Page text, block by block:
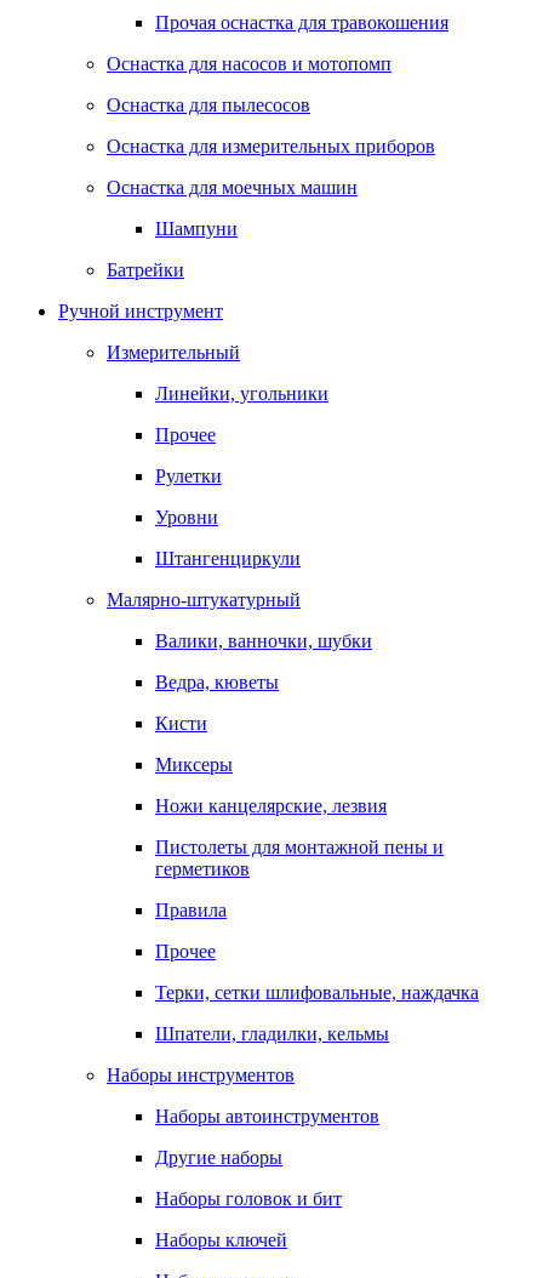
Прочая оснастка для травокошения
Оснастка для насосов и мотопомп
Оснастка для пылесосов
Оснастка для измерительных приборов
Оснастка для моечных машин
Шампуни
Батрейки
Ручной инструмент
Измерительный
Линейки, угольники
Прочее
Рулетки
Уровни
Штангенциркули
Малярно-штукатурный
Валики, ванночки, шубки
Ведра, кюветы
Кисти
Миксеры
Ножи канцелярские, лезвия
Пистолеты для монтажной пены и
герметиков
Правила
Прочее
Терки, сетки шлифовальные, наждачка
Шпатели, гладилки, кельмы
Наборы инструментов
Наборы автоинструментов
Другие наборы
Наборы головок и бит
Наборы ключей